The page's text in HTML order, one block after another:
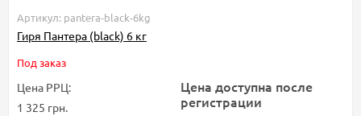
Артикул: pantera-black-6kg
Гиря Пантера (black) 6 кг
Под заказ
Цена РРЦ:
1 325 грн.
Цена доступна после
регистрации